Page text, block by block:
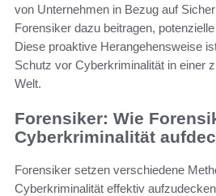
von Unternehmen in Bezug auf
Forensiker dazu beitragen,
Diese proaktive Herangehensweise
Schutz vor Cyberkriminalität in einer
Welt.
Forensiker: Wie
Cyberkriminalität
Forensiker setzen verschiedene
Cyberkriminalität effektiv